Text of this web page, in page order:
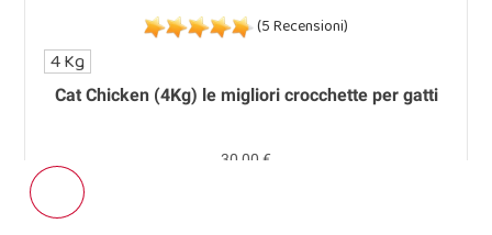
Cat Chicken (4Kg) le migliori crocchette per gatti
(5 Recensioni)
30,00 €
4 Kg